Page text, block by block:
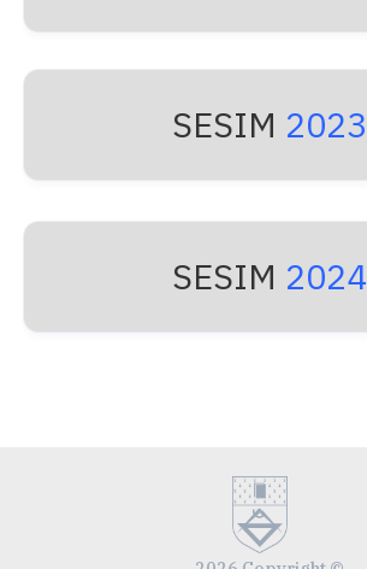
SESIM 2023
SESIM 2024